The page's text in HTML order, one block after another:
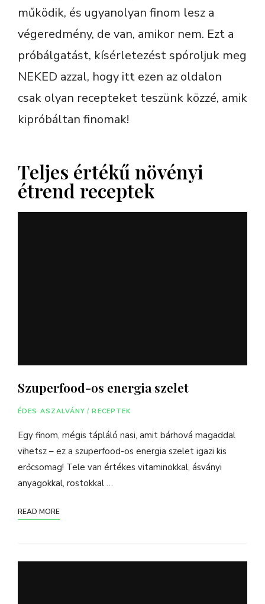
működik, és ugyanolyan finom lesz a
végeredmény, de van, amikor nem. Ezt a
próbálgatást, kísérletezést spóroljuk meg
NEKED azzal, hogy itt ezen az oldalon
csak olyan recepteket teszünk közzé, amik
kipróbáltan finomak!
Teljes értékű növényi
étrend receptek
Szuperfood-os energia szelet
ÉDES ASZALVÁNY / RECEPTEK
Egy finom, mégis tápláló nasi, amit bárhová magaddal
vihetsz – ez a szuperfood-os energia szelet igazi kis
erőcsomag! Tele van értékes vitaminokkal, ásványi
anyagokkal, rostokkal …
READ MORE